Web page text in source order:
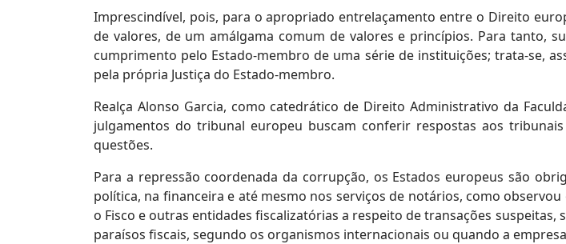
Imprescindível, pois, para o apropriado entrelaçamento entre o Direito
de valores, de um amálgama comum de valores e princípios. Para tanto,
cumprimento pelo Estado-membro de uma série de instituições; trata-se,
pela própria Justiça do Estado-membro.
Realça Alonso Garcia, como catedrático de Direito Administrativo da
julgamentos do tribunal europeu buscam conferir respostas aos
questões.
Para a repressão coordenada da corrupção, os Estados europeus são
política, na financeira e até mesmo nos serviços de notários, como
o Fisco e outras entidades fiscalizatórias a respeito de transações
paraísos fiscais, segundo os organismos internacionais ou quando a